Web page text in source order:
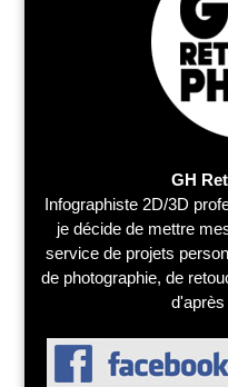
GH
Infographiste 2D/3D
je décide de mettre
service de projets
de photographie, de
d'après